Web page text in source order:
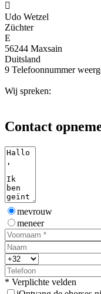

Udo Wetzel
Züchter
E
56244 Maxsain
Duitsland
9 Telefoonnummer
Wij spreken:
Contact
mevrouw
meneer
* Verplichte velden